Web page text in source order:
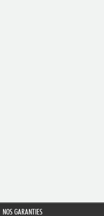
NOS GARANTIES